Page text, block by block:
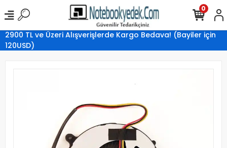
2900 TL ve Üzeri Alışverişlerde Kargo Bedava! (Bayiler için
120USD)
0